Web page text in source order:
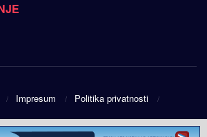
Impresum
Politika privatnosti